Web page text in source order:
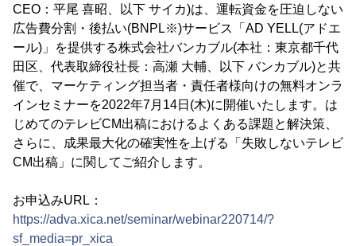
CEO：平尾 喜昭、以下 サイカ)は、運転資金を圧迫しない
広告費分割・後払い(BNPL※)サービス「AD YELL(アドエ
ール)」を提供する株式会社バンカブル(本社：東京都千代
田区、代表取締役社長：高瀬 大輔、以下 バンカブル)と共
催で、マーケティング担当者・責任者様向けの無料オンラ
インセミナーを2022年7月14日(木)に開催いたします。は
じめてのテレビCM出稿におけるよくある課題と解決策、
さらに、成果最大化の確実性を上げる「失敗しないテレビ
CM出稿」に関してご紹介します。
お申込みURL：
https://adva.xica.net/seminar/webinar220714/?
sf_media=pr_xica